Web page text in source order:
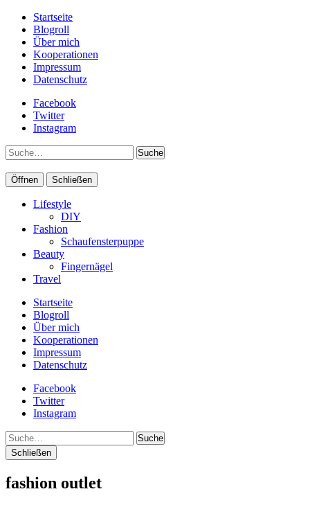
Startseite
Blogroll
Über mich
Kooperationen
Impressum
Datenschutz
Facebook
Twitter
Instagram
Suche
Öffnen Schließen
Lifestyle
DIY
Fashion
Schaufensterpuppe
Beauty
Fingernägel
Travel
Startseite
Blogroll
Über mich
Kooperationen
Impressum
Datenschutz
Facebook
Twitter
Instagram
Suche
Schließen
fashion outlet